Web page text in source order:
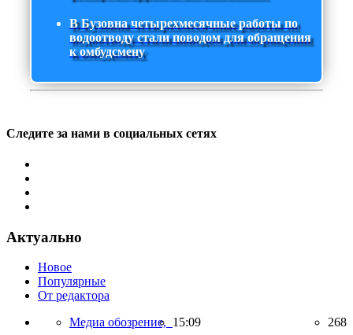
В Бузовна четырехмесячные работы по
водоотводу стали поводом для обращения
к омбудсмену
Следите за нами в социальных сетях
Актуально
Новое
Популярные
От редактора
Медиа обозрение, 15:09 268